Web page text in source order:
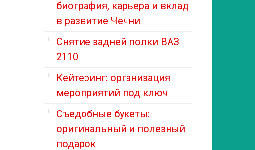
биография, карьера и вклад
в развитие Чечни
Снятие задней полки ВАЗ
2110
Кейтеринг: организация
мероприятий под ключ
Съедобные букеты:
оригинальный и полезный
подарок